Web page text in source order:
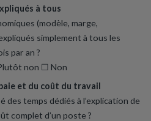
à tous
(modèle, marge,
simplement à tous les
par an ?
non ☐ Non
et du coût du travail
des temps dédiés à l’explication de
complet d’un poste ?